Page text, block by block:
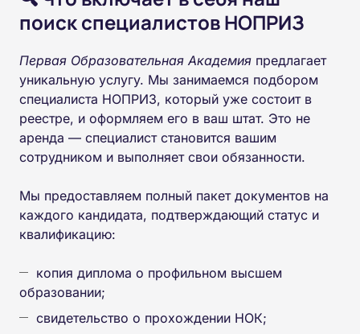
поиск специалистов НОПРИЗ
Первая Образовательная Академия предлагает
уникальную услугу. Мы занимаемся подбором
специалиста НОПРИЗ, который уже состоит в
реестре, и оформляем его в ваш штат. Это не
аренда — специалист становится вашим
сотрудником и выполняет свои обязанности.
Мы предоставляем полный пакет документов на
каждого кандидата, подтверждающий статус и
квалификацию:
копия диплома о профильном высшем
образовании;
свидетельство о прохождении НОК;